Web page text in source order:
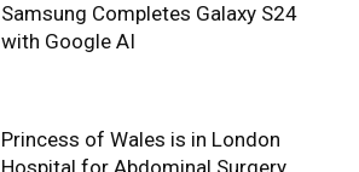
Samsung Completes Galaxy S24
with Google AI
Princess of Wales is in London
Hospital for Abdominal Surgery